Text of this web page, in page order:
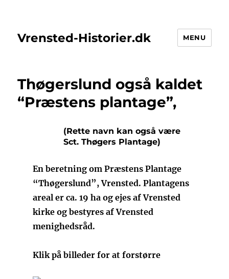
Vrensted-Historier.dk MENU
Thøgerslund også kaldet
“Præstens plantage”,
(Rette navn kan også være
Sct. Thøgers Plantage)
En beretning om Præstens Plantage
“Thøgerslund”, Vrensted. Plantagens
areal er ca. 19 ha og ejes af Vrensted
kirke og bestyres af Vrensted
menighedsråd.
Klik på billeder for at forstørre